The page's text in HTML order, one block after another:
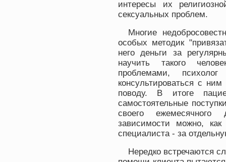
интересы их
сексуальных проблем.
Многие
особых методик
него деньги за
научить такого
проблемами,
консультироваться с
поводу. В итоге
самостоятельные
своего
зависимости можно,
специалиста - за
Нередко встречаются